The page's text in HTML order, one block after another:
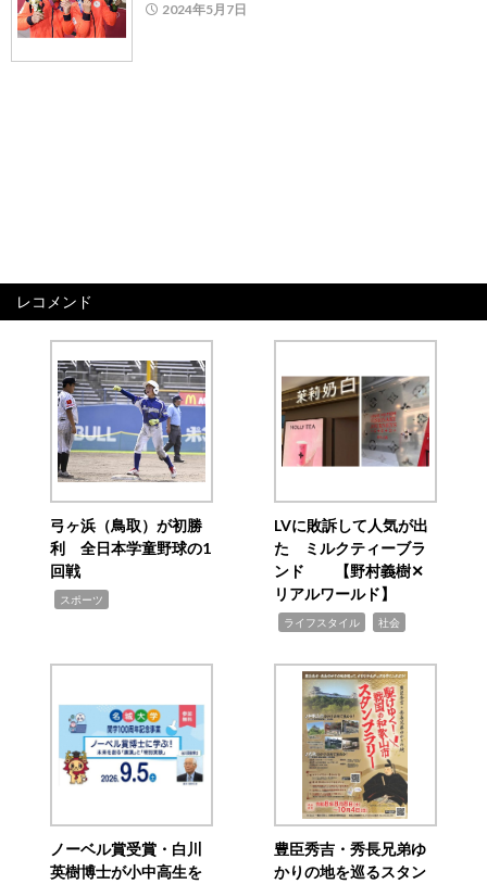
2024年5月7日
レコメンド
弓ヶ浜（鳥取）が初勝
利 全日本学童野球の1
回戦
スポーツ
LVに敗訴して人気が出
た ミルクティーブラ
ンド 【野村義樹✕
リアルワールド】
ライフスタイル 社会
ノーベル賞受賞・白川
英樹博士が小中高生を
豊臣秀吉・秀長兄弟ゆ
かりの地を巡るスタン